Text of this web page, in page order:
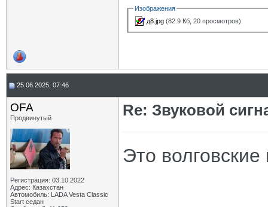
Изображения
д8.jpg (82.9 Кб, 20 просмотров)
25.06.2025, 07:46
OFA
Продвинутый
Регистрация: 03.10.2022
Адрес: Казахстан
Автомобиль: LADA Vesta Classic
Start седан
Re: Звуковой
Это